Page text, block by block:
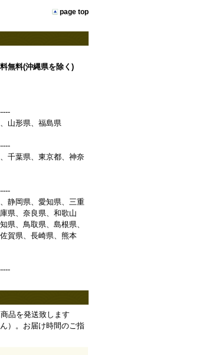
page top
無料(沖縄県を除く)
山形県、福島県
千葉県、東京都、神奈
静岡県、愛知県、三重
県、奈良県、和歌山
県、鳥取県、島根県、
賀県、長崎県、熊本
品を発送致します
）。お届け時間のご指